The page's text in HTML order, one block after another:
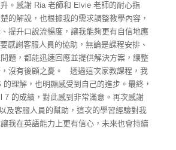
。感謝 Ria 老師和 Elvie 老師的耐心指
的解說，也根據我的需求調整教學內容，
提升口說流暢度，讓我能夠更有自信地應
感謝客服人員的協助，無論是課程安排、
題，都能迅速回應並提供解決方案，讓整
沒有後顧之憂。
透過這次家教課程，我
理解，也明顯感受到自己的進步。最終，
7 的成績，對此感到非常滿意。再次感謝
及客服人員的幫助，這次的學習經驗對我
我在英語能力上更有信心，未來也會持續